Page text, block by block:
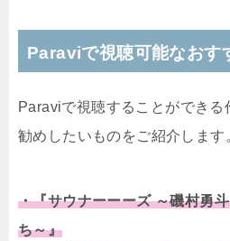
Paraviで視聴可能なおす
Paraviで視聴することができる
勧めしたいものをご紹介します
・『サウナーーーズ ～磯村勇
ち～』